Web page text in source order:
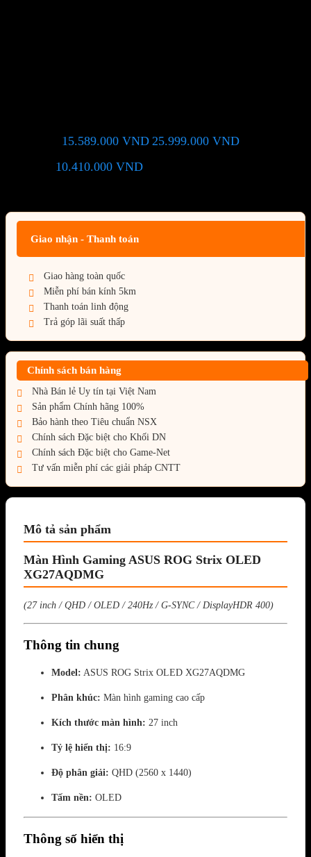
15.589.000 VND 25.999.000 VND
10.410.000 VND
Giao nhận - Thanh toán
Giao hàng toàn quốc
Miễn phí bán kính 5km
Thanh toán linh động
Trả góp lãi suất thấp
Chính sách bán hàng
Nhà Bán lẻ Uy tín tại Việt Nam
Sản phẩm Chính hãng 100%
Bảo hành theo Tiêu chuẩn NSX
Chính sách Đặc biệt cho Khối DN
Chính sách Đặc biệt cho Game-Net
Tư vấn miễn phí các giải pháp CNTT
Mô tả sản phẩm
Màn Hình Gaming ASUS ROG Strix OLED
XG27AQDMG
(27 inch / QHD / OLED / 240Hz / G-SYNC / DisplayHDR 400)
Thông tin chung
Model: ASUS ROG Strix OLED XG27AQDMG
Phân khúc: Màn hình gaming cao cấp
Kích thước màn hình: 27 inch
Tỷ lệ hiển thị: 16:9
Độ phân giải: QHD (2560 x 1440)
Tấm nền: OLED
Thông số hiển thị